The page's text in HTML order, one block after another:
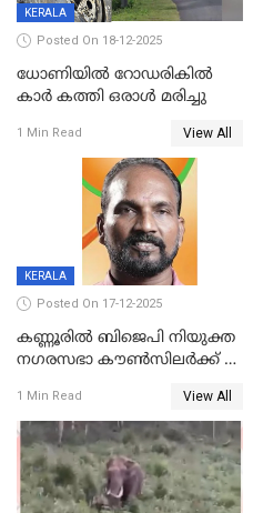
KERALA
Posted On 18-12-2025
ധോണിയിൽ റോഡരികിൽ
കാർ കത്തി ഒരാൾ മരിച്ചു
1 Min Read View All
KERALA
Posted On 17-12-2025
കണ്ണൂരിൽ ബിജെപി നിയുക്ത
നഗരസഭാ കൗൺസിലർക്ക് 36
1 Min Read View All